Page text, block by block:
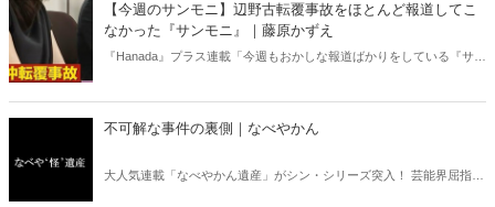
書評！
【今週のサンモニ】辺野古転覆事故をほとんど報道してこ
なかった『サンモニ』｜藤原かずえ
『Hanada』プラス連載「今週もおかしな報道ばかりをしている『サン
不可解な事件の裏側｜なべやかん
大人気連載「なべやかん遺産」がシン・シリーズ突入！ 芸能界屈指の